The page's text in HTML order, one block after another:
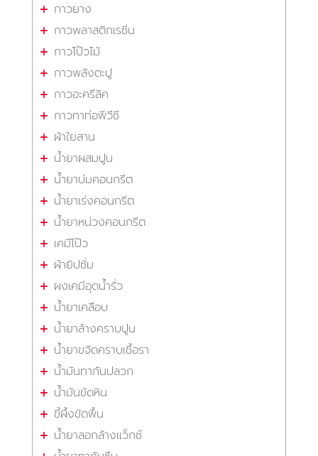
กาวยาง
กาวพลาสติกเรซิ่น
กาวโป๊วไม้
กาวพลังตะปู
กาวอะครีลิค
กาวทาท่อพีวีซี
ผ้าใยสาน
น้ำยาผสมปูน
น้ำยาบ่มคอนกรีต
น้ำยาเร่งคอนกรีต
น้ำยาหน่วงคอนกรีต
เคมีโป๊ว
ผ้ายิปซั่ม
ผงเคมีอุดน้ำรั่ว
น้ำยาเคลือบ
น้ำยาล้างคราบปูน
น้ำยาขจัดคราบเชื้อรา
น้ำมันทากันปลวก
น้ำมันขัดหิน
ขี้ผึ้งขัดพื้น
น้ำยาลอกล้างแว็กซ์